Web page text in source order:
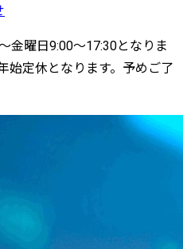
金曜日9:00～17:30となりま
始定休となります。予めご了